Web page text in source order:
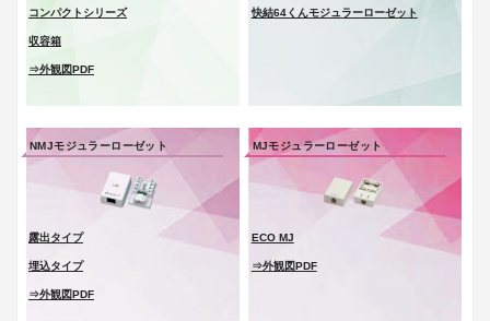
製品一覧
ソリューション製品
金型・射出成形
コンパクトシリーズ
収容箱
⇒外観図PDF
快結64くんモジュラーローゼット
NMJモジュラーローゼット
露出タイプ
埋込タイプ
⇒外観図PDF
MJモジュラーローゼット
ECO MJ
⇒外観図PDF